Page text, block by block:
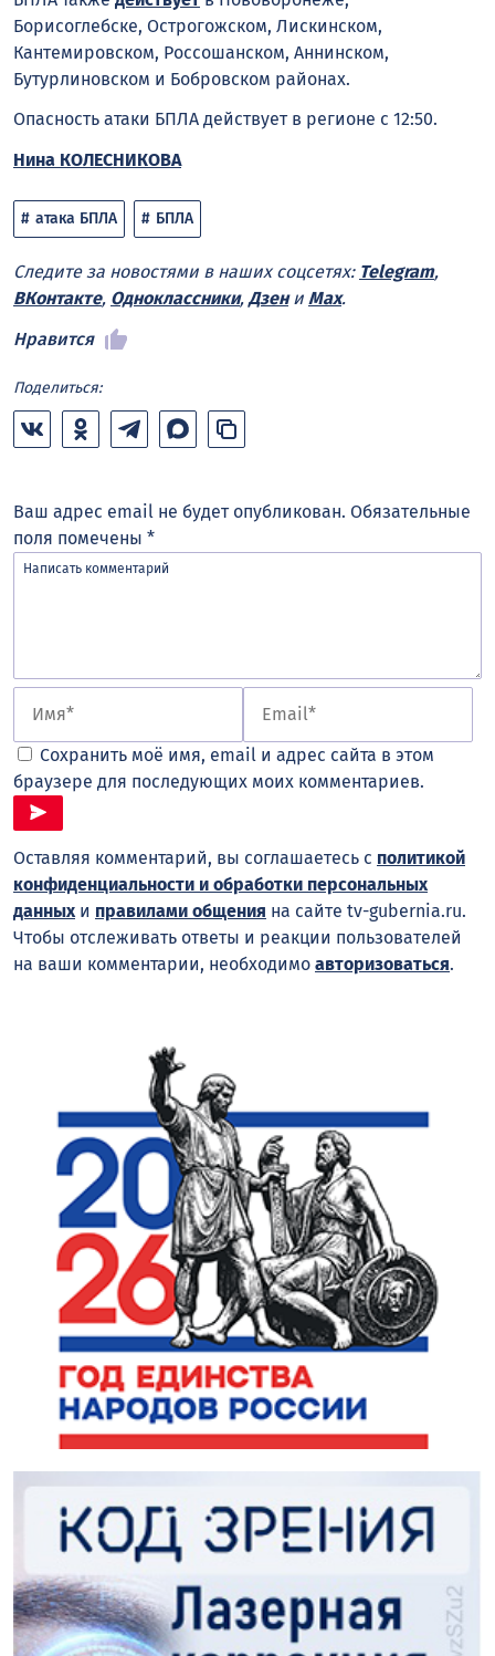
Борисоглебске, Острогожском, Лискинском,
Кантемировском, Россошанском, Аннинском,
Бутурлиновском и Бобровском районах.
Опасность атаки БПЛА действует в регионе с 12:50.
Нина КОЛЕСНИКОВА
атака БПЛА БПЛА
Следите за новостями в наших соцсетях: Telegram,
ВКонтакте, Одноклассники, Дзени Max.
Нравится
Поделиться:
Ваш адрес email не будет опубликован. Обязательные
поля помечены *
Сохранить моё имя, email и адрес сайта в этом
браузере для последующих моих комментариев.
Оставляя комментарий, вы соглашаетесь с политикой
конфиденциальности и обработки персональных
данных и правилами общения на сайте tv-gubernia.ru.
Чтобы отслеживать ответы и реакции пользователей
на ваши комментарии, необходимо авторизоваться.